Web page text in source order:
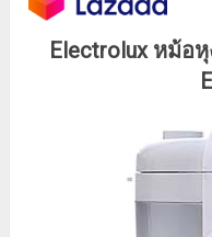
Electrolux หม้อ